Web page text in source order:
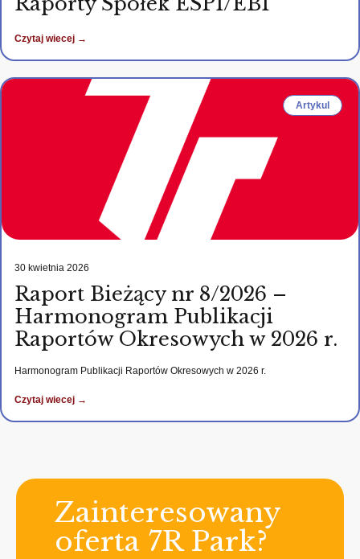
Czytaj wiecej →
Artykul
30 kwietnia 2026
Raport Bieżący nr 8/2026 –
Harmonogram Publikacji
Raportów Okresowych w 2026 r.
Harmonogram Publikacji Raportów Okresowych w 2026 r.
Czytaj wiecej →
Zainteresowany
oferta 7R Park?